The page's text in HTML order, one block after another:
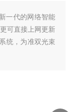
一代的网络智能
可直接上网更新
统，为准双光束